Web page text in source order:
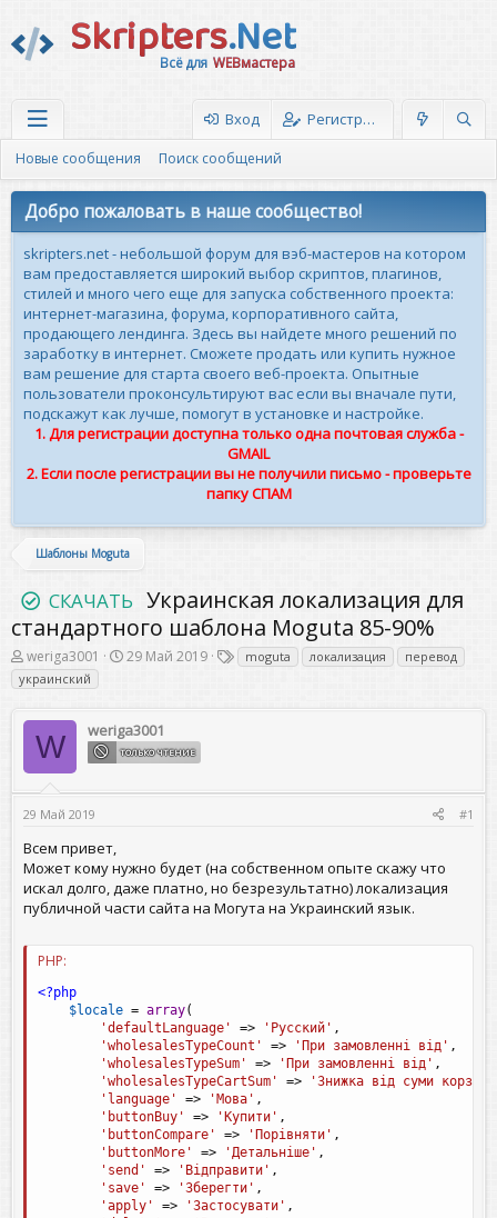
Skripters.Net
Всё для WEBмастера
Вход Регистрация
Новые сообщения Поиск сообщений
Добро пожаловать в наше сообщество!
skripters.net - небольшой форум для вэб-мастеров на котором
вам предоставляется широкий выбор скриптов, плагинов,
стилей и много чего еще для запуска собственного проекта:
интернет-магазина, форума, корпоративного сайта,
продающего лендинга. Здесь вы найдете много решений по
заработку в интернет. Сможете продать или купить нужное
вам решение для старта своего веб-проекта. Опытные
пользователи проконсультируют вас если вы вначале пути,
подскажут как лучше, помогут в установке и настройке.
1. Для регистрации доступна только одна почтовая служба -
GMAIL
2. Если после регистрации вы не получили письмо - проверьте
папку СПАМ
Шаблоны Moguta
СКАЧАТЬ Украинская локализация для
стандартного шаблона Moguta 85-90%
А
в
т
о
р
м
ы
weriga3001
Д
а
н
а
ч
л
29 Май 2019
Т
е
и
moguta локализация
перевод
украинский
W weriga3001
ТОЛЬКО ЧТЕНИЕ
29 Май 2019 #1
Всем привет,
Может кому нужно будет (на собственном опыте скажу что
искал долго, даже платно, но безрезультатно) локализация
публичной части сайта на Могута на Украинский язык.
PHP:
<?php
$locale = array(
'defaultLanguage'
=> 'Русский' ,
'wholesalesTypeCount'
=> 'При замовленні від' ,
'wholesalesTypeSum'
=> 'При замовленні від' ,
'wholesalesTypeCartSum'
=>
'Знижка від суми
'language'
=> 'Мова' ,
'buttonBuy'
=> 'Купити' ,
'buttonCompare'
=> 'Порівняти' ,
'buttonMore'
=> 'Детальніше' ,
'send'
=> 'Відправити' ,
'save'
=> 'Зберегти' ,
'apply'
=> 'Застосувати' ,